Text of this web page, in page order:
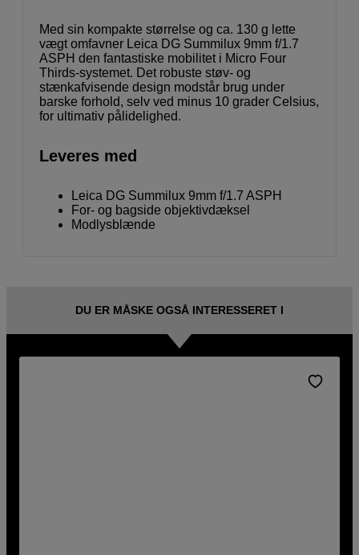
Med sin kompakte størrelse og ca. 130 g lette
vægt omfavner Leica DG Summilux 9mm f/1.7
ASPH den fantastiske mobilitet i Micro Four
Thirds-systemet. Det robuste støv- og
stænkafvisende design modstår brug under
barske forhold, selv ved minus 10 grader Celsius,
for ultimativ pålidelighed.
Leveres med
Leica DG Summilux 9mm f/1.7 ASPH
For- og bagside objektivdæksel
Modlysblænde
DU ER MÅSKE OGSÅ INTERESSERET I